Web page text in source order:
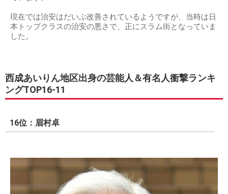
現在では治安はだいぶ改善されているようですが、当時は日
本トップクラスの治安の悪さで、正にスラム街となっていま
した。
西成あいりん地区出身の芸能人＆有名人衝撃ランキ
ングTOP16-11
16位：眉村卓